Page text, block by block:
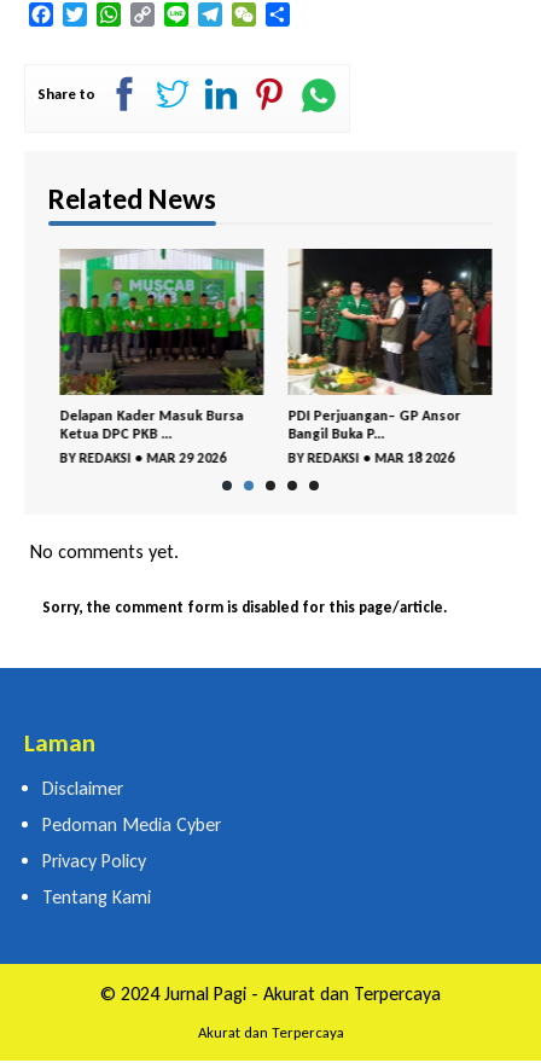
FacebookTwitterWhatsApp
Copy
Line TelegramWeChat
Share to
Related News
Delapan Kader Masuk Bursa
Ketua DPC PKB ...
BYREDAKSI • MAR 29 2026
PDI Perjuangan– GP Ansor
Bangil Buka P...
BYREDAKSI • MAR 18 2026
No comments yet.
Sorry, the comment form is disabled for this page/article.
Laman
Disclaimer
Pedoman Media Cyber
Privacy Policy
Tentang Kami
© 2024 Jurnal Pagi - Akurat dan Terpercaya
Akurat dan Terpercaya